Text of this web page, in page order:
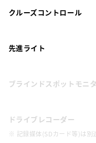
クルーズコントロール
先進ライト
ブラインドスポットモニ
ドライブレコーダー
※ 記録媒体(SDカード等)は別